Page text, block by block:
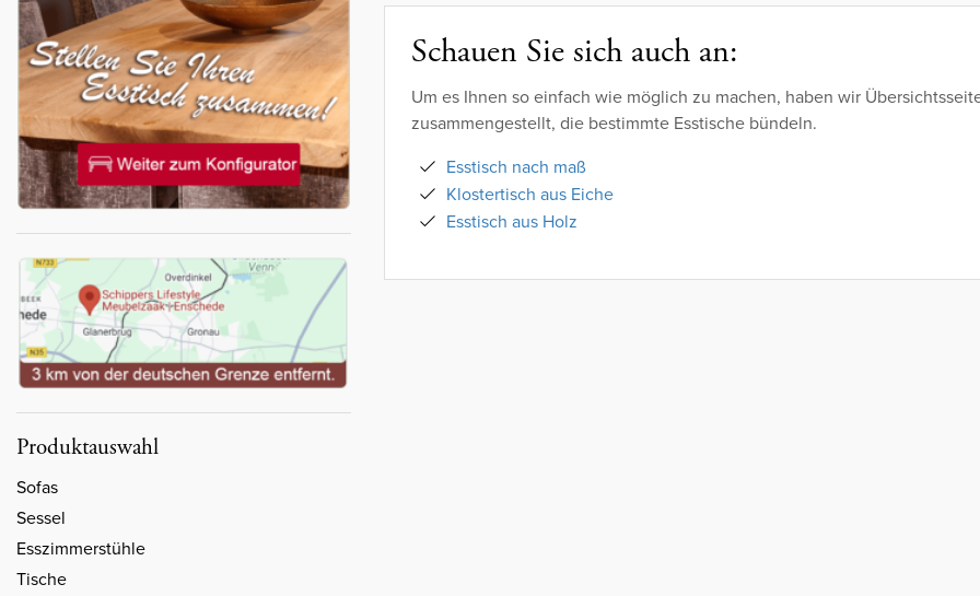
Produktauswahl
Sofas
Sessel
Esszimmerstühle
Tische
Schauen Sie sich auch an:
Um es Ihnen so einfach wie möglich zu machen, haben wir
zusammengestellt, die bestimmte Esstische bündeln.
Esstisch nach maß
Klostertisch aus Eiche
Esstisch aus Holz